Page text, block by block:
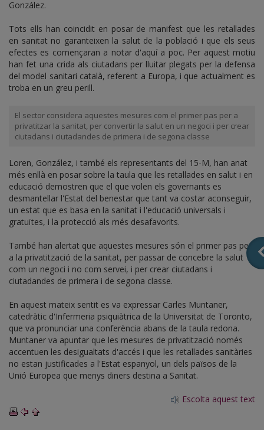
González.
Tots ells han coincidit en posar de manifest que les retallades
en sanitat no garanteixen la salut de la població i que els seus
efectes es començaran a notar d'aquí a poc. Per aquest motiu
han fet una crida als ciutadans per lluitar plegats per la defensa
del model sanitari català, referent a Europa, i que actualment es
troba en un greu perill.
El sector considera aquestes mesures com el primer pas per a
privatitzar la sanitat, per convertir la salut en un negoci i per crear
ciutadans i ciutadandes de primera i de segona classe
Loren, González, i també els representants del 15-M, han anat
més enllà en posar sobre la taula que les retallades en salut i en
educació demostren que el que volen els governants es
desmantellar l'Estat del benestar que tant va costar aconseguir,
un estat que es basa en la sanitat i l'educació universals i
gratuïtes, i la protecció als més desafavorits.
També han alertat que aquestes mesures són el primer pas per
a la privatització de la sanitat, per passar de concebre la salut
com un negoci i no com servei, i per crear ciutadans i
ciutadandes de primera i de segona classe.
En aquest mateix sentit es va expressar Carles Muntaner,
catedràtic d'Infermeria psiquiàtrica de la Universitat de Toronto,
que va pronunciar una conferència abans de la taula redona.
Muntaner va apuntar que les mesures de privatització només
accentuen les desigualtats d'accés i que les retallades sanitàries
no estan justificades a l'Estat espanyol, un dels països de la
Unió Europea que menys diners destina a Sanitat.
Escolta aquest text